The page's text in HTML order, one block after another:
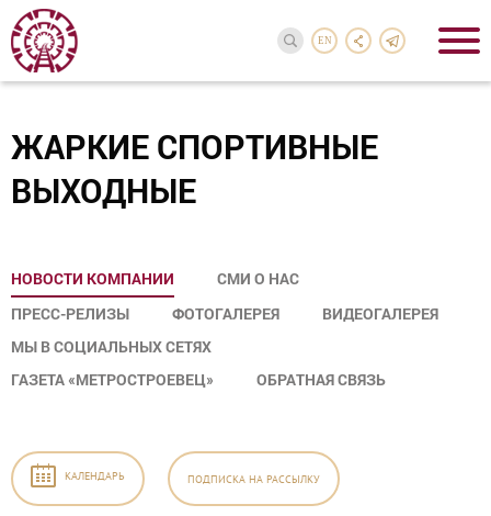
EN
ЖАРКИЕ СПОРТИВНЫЕ
ВЫХОДНЫЕ
НОВОСТИ КОМПАНИИ
СМИ О НАС
ПРЕСС-РЕЛИЗЫ
ФОТОГАЛЕРЕЯ
ВИДЕОГАЛЕРЕЯ
МЫ В СОЦИАЛЬНЫХ СЕТЯХ
ГАЗЕТА «МЕТРОСТРОЕВЕЦ»
ОБРАТНАЯ СВЯЗЬ
КАЛЕНДАРЬ ПОДПИСКА НА РАССЫЛКУ